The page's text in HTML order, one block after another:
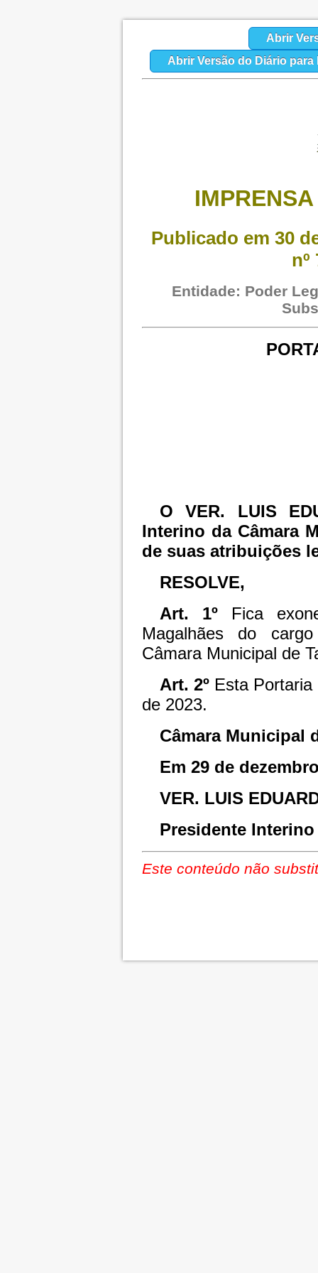
Abrir
Abrir Versão do Diário para
Publicado em 30
nº
Entidade: Poder
O VER. LUIS
Interino da Câmara
de suas atribuições
RESOLVE,
Art. 1º Fica
Magalhães do
Câmara Municipal de
Art. 2º Esta
de 2023.
Câmara Municipal
Em 29 de
VER. LUIS
Presidente Interino
Este conteúdo não